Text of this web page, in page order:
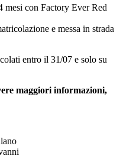
mesi con Factory Ever Red
e messa in strada
entro il 31/07 e solo su
maggiori informazioni,